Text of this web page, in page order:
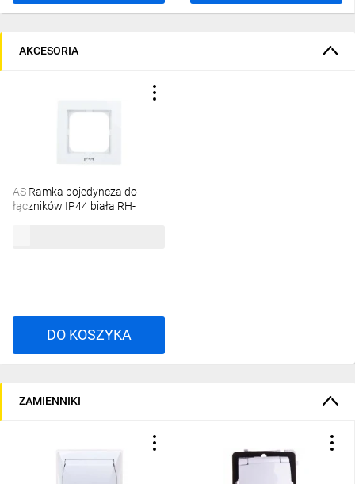
AKCESORIA
AS Ramka pojedyncza do
łączników IP44 biała RH-
DO KOSZYKA
ZAMIENNIKI